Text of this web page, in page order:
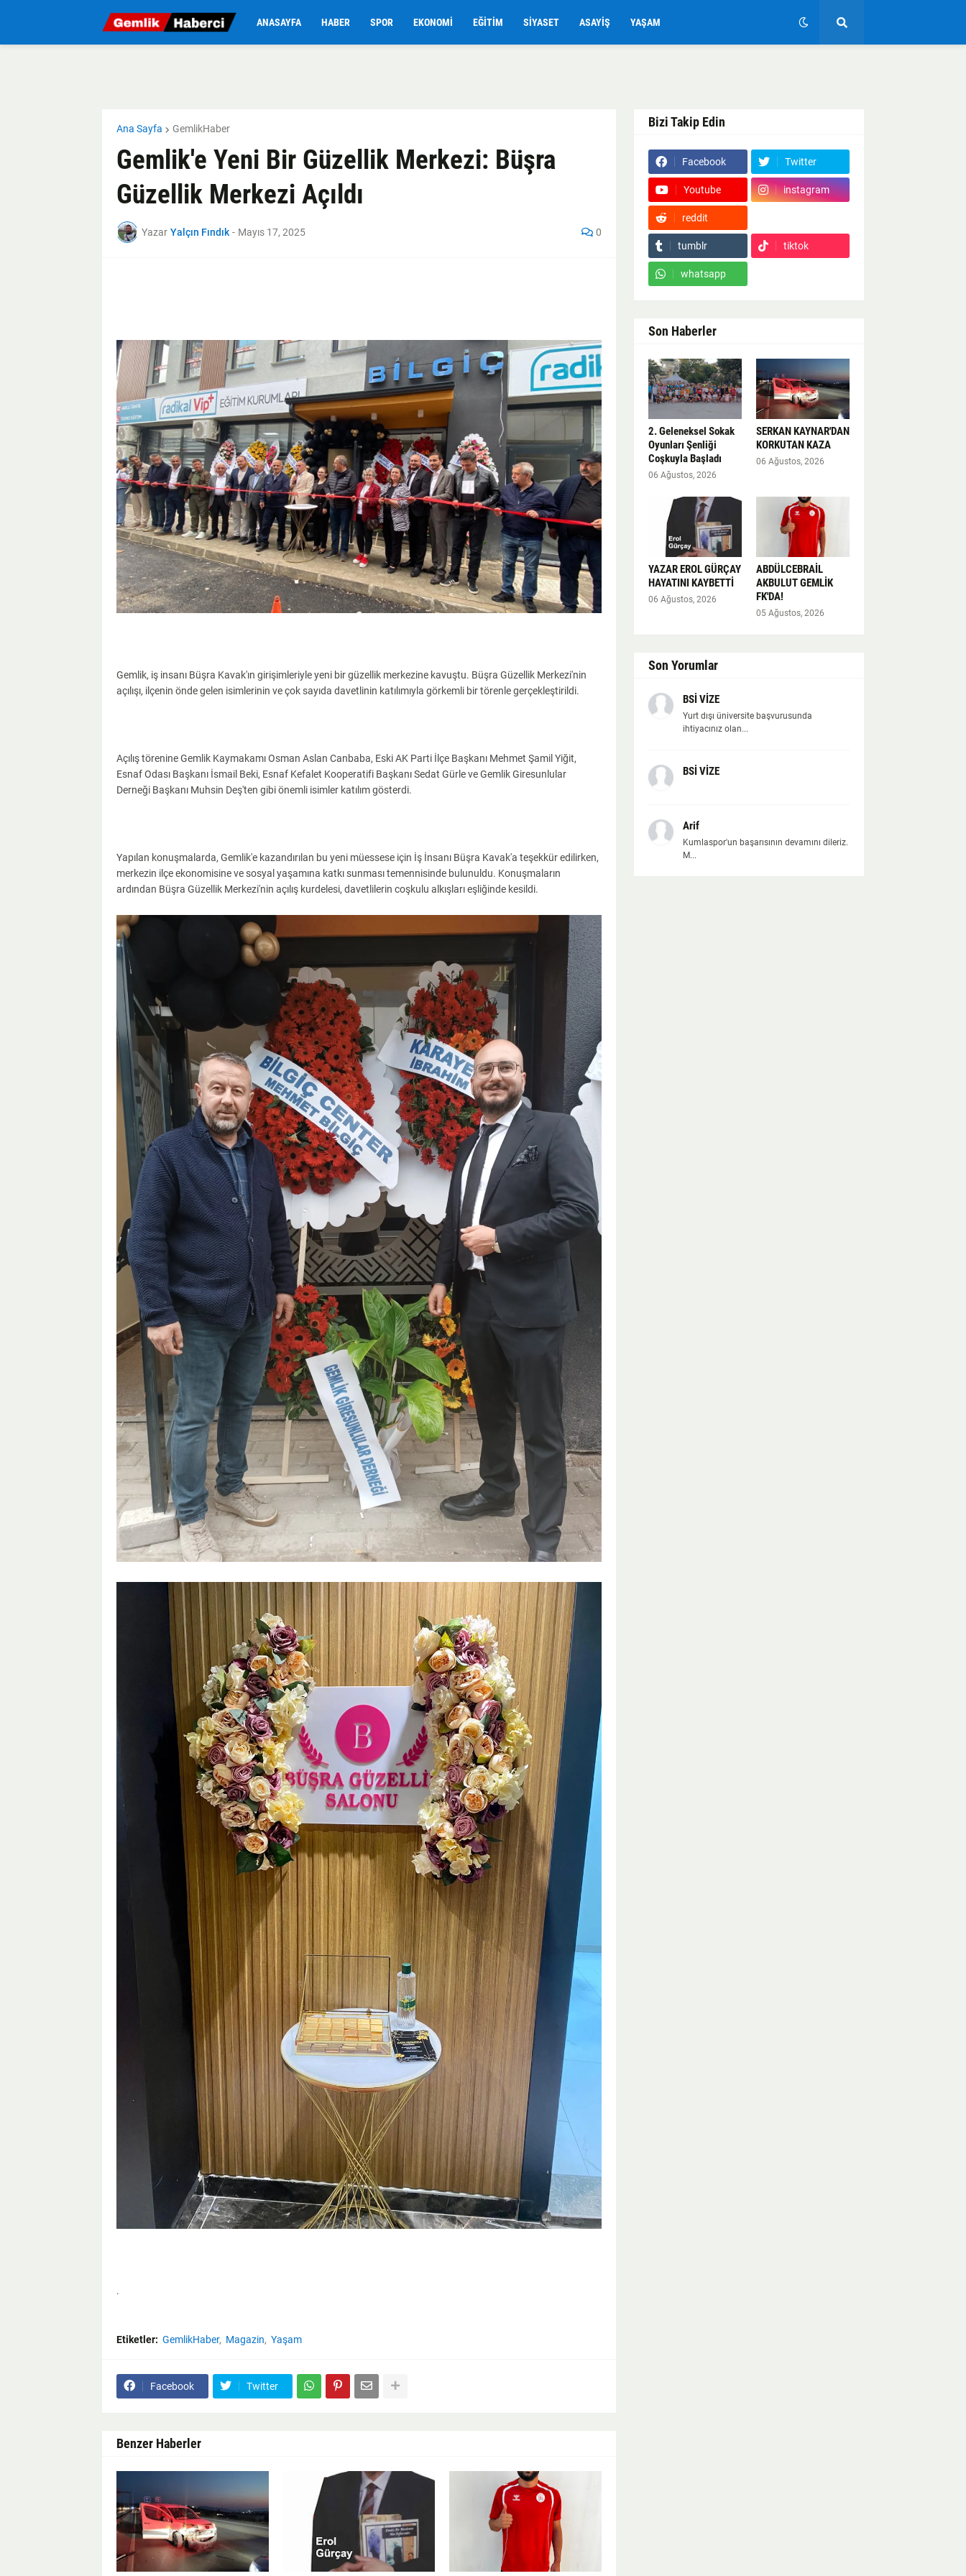
ANASAYFA HABER SPOR EKONOMI EĞITIM SIYASET ASAYIŞ YAŞAM
Ana Sayfa GemlikHaber
Gemlik'e Yeni Bir Güzellik Merkezi: Büşra
Güzellik Merkezi Açıldı
Yazar Yalçın Fındık - Mayıs 17, 2025 0
Gemlik, iş insanı Büşra Kavak'ın girişimleriyle yeni bir güzellik merkezine kavuştu. Büşra Güzellik Merkezi'nin
açılışı, ilçenin önde gelen isimlerinin ve çok sayıda davetlinin katılımıyla görkemli bir törenle gerçekleştirildi.
Açılış törenine Gemlik Kaymakamı Osman Aslan Canbaba, Eski AK Parti İlçe Başkanı Mehmet Şamil Yiğit,
Esnaf Odası Başkanı İsmail Beki, Esnaf Kefalet Kooperatifi Başkanı Sedat Gürle ve Gemlik Giresunlular
Derneği Başkanı Muhsin Deş'ten gibi önemli isimler katılım gösterdi.
Yapılan konuşmalarda, Gemlik'e kazandırılan bu yeni müessese için İş İnsanı Büşra Kavak'a teşekkür edilirken,
merkezin ilçe ekonomisine ve sosyal yaşamına katkı sunması temennisinde bulunuldu. Konuşmaların
ardından Büşra Güzellik Merkezi'nin açılış kurdelesi, davetlilerin coşkulu alkışları eşliğinde kesildi.
.
Etiketler: GemlikHaber Magazin Yaşam
Facebook Twitter
Benzer Haberler
Bizi Takip Edin
Facebook Twitter
Youtube instagram
reddit
tumblr tiktok
whatsapp
Son Haberler
2. Geleneksel Sokak
Oyunları Şenliği
Coşkuyla Başladı
06 Ağustos, 2026
SERKAN KAYNAR'DAN
KORKUTAN KAZA
06 Ağustos, 2026
YAZAR EROL GÜRÇAY
HAYATINI KAYBETTİ
06 Ağustos, 2026
ABDÜLCEBRAİL
AKBULUT GEMLİK
FK'DA!
05 Ağustos, 2026
Son Yorumlar
BSİ VİZE
Yurt dışı üniversite başvurusunda
ihtiyacınız olan...
BSİ VİZE
Arif
Kumlaspor'un başarısının devamını dileriz.
M...